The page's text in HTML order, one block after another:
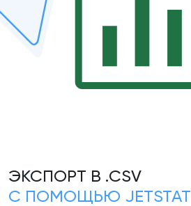
ЭКСПОРТ В .CSV
С ПОМОЩЬЮ JETSTAT